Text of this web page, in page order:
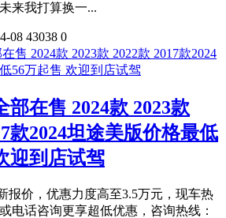
来我打算换一...
08 43038 0
部在售 2024款 2023款
款2024坦途美版价格最低
迎到店试驾
价，优惠力度高至3.5万元，现车热
电话咨询更享超低优惠，咨询热线：